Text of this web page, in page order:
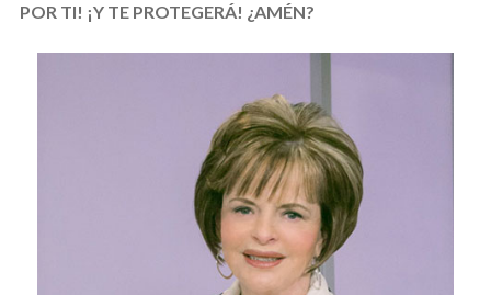
POR TI! ¡Y TE PROTEGERÁ! ¿AMÉN?